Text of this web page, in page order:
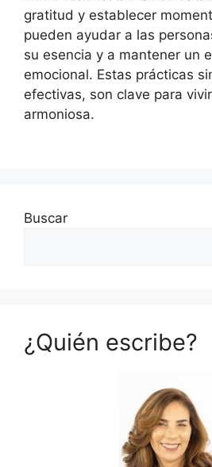
gratitud y establecer
pueden ayudar a las
su esencia y a mantener un
emocional. Estas prácticas
efectivas, son clave para
armoniosa.
Buscar
¿Quién escribe?